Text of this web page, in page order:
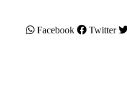
Facebook Twitter